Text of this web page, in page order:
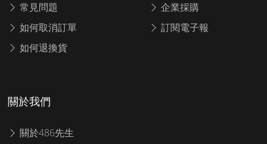
常見問題
如何取消訂單
如何退換貨
企業採購
訂閱電子報
關於我們
關於486先生